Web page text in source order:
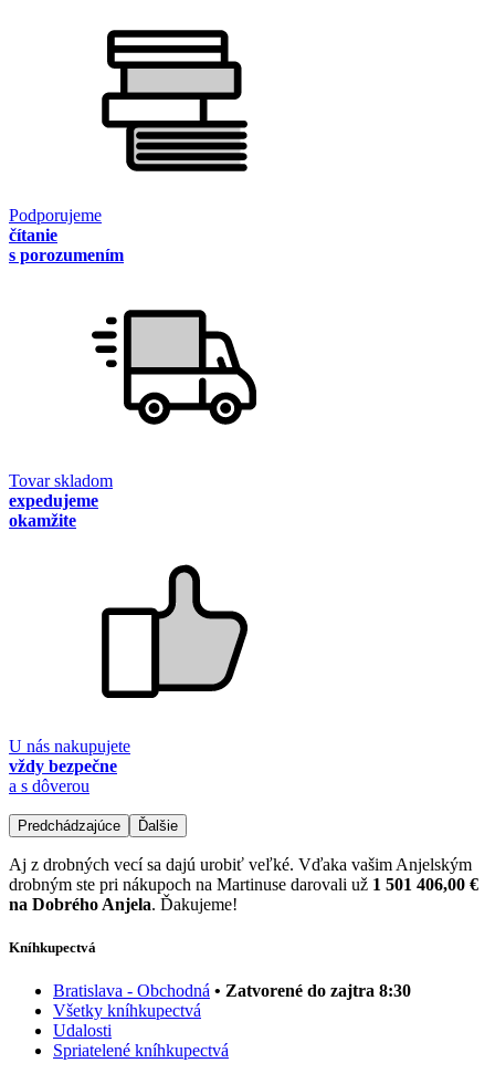
Podporujeme
čítanie
s porozumením
Tovar skladom
expedujeme
okamžite
U nás nakupujete
vždy bezpečne
a s dôverou
Predchádzajúce Ďalšie
Aj z drobných vecí sa dajú urobiť veľké. Vďaka vašim Anjelským
drobným ste pri nákupoch na Martinuse darovali už 1 501 406,00 €
na Dobrého Anjela. Ďakujeme!
Kníhkupectvá
Bratislava - Obchodná • Zatvorené do zajtra 8:30
Všetky kníhkupectvá
Udalosti
Spriatelené kníhkupectvá